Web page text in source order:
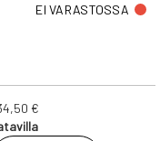
EI VARASTOSSA
€